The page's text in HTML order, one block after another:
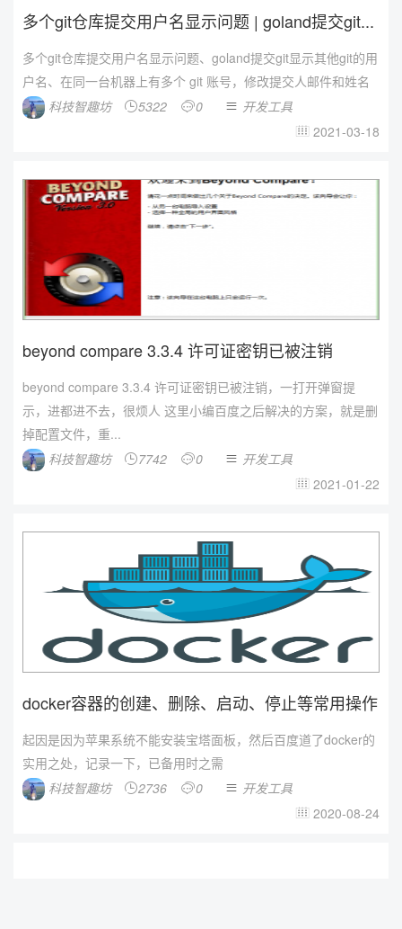
多个git仓库提交用户名显示问题 | goland提交git...
多个git仓库提交用户名显示问题、goland提交git显示其他git的用
户名、在同一台机器上有多个 git 账号，修改提交人邮件和姓名
科技智趣坊
5322 0  开发工具
 2021-03-18
beyond compare 3.3.4 许可证密钥已被注销
beyond compare 3.3.4 许可证密钥已被注销，一打开弹窗提
示，进都进不去，很烦人 这里小编百度之后解决的方案，就是删
掉配置文件，重...
科技智趣坊
7742 0  开发工具
 2021-01-22
docker容器的创建、删除、启动、停止等常用操作
起因是因为苹果系统不能安装宝塔面板，然后百度道了docker的
实用之处，记录一下，已备用时之需
科技智趣坊
2736 0  开发工具
 2020-08-24